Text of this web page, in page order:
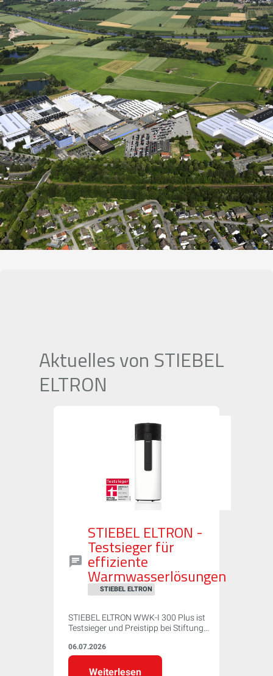
Aktuelles von STIEBEL
ELTRON
STIEBEL ELTRON
STIEBEL ELTRON -
Testsieger für
effiziente
Warmwasserlösungen
STIEBEL ELTRON WWK-I 300 Plus ist
Testsieger und Preistipp bei Stiftung
(1,5) – Spitzenwert bei Effizienz (COP
4,06) und leisester Betrieb im Test.
06.07.2026
Weiterlesen